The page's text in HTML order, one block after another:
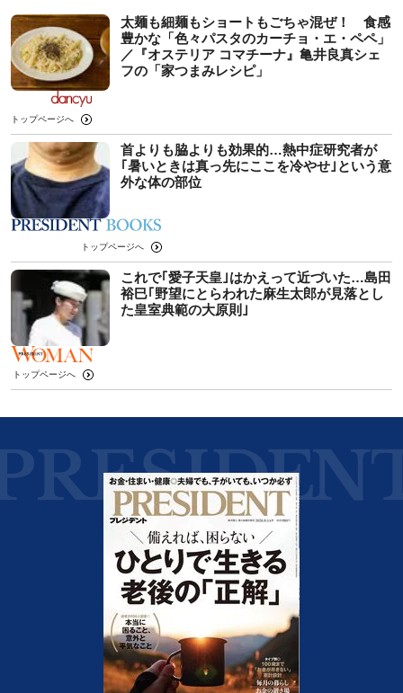
太麺も細麺もショートもごちゃ混ぜ！ 食感
豊かな「色々パスタのカーチョ・エ・ペペ」
／『オステリア コマチーナ』亀井良真シェ
フの「家つまみレシピ」
トップページへ
首よりも脇よりも効果的…熱中症研究者が
｢暑いときは真っ先にここを冷やせ｣という意
外な体の部位
トップページへ
これで｢愛子天皇｣はかえって近づいた…島田
裕巳｢野望にとらわれた麻生太郎が見落とし
た皇室典範の大原則｣
トップページへ